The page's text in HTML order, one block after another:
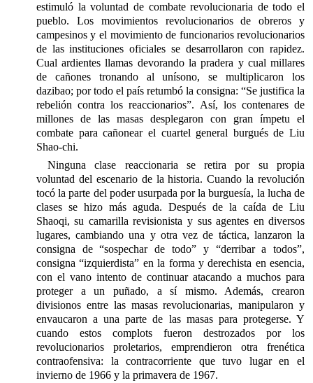
estimuló la voluntad de combate revolucionaria de todo el
pueblo. Los movimientos revolucionarios de obreros y
campesinos y el movimiento de funcionarios revolucionarios
de las instituciones oficiales se desarrollaron con rapidez.
Cual ardientes llamas devorando la pradera y cual millares
de cañones tronando al unísono, se multiplicaron los
dazibao; por todo el país retumbó la consigna: “Se justifica la
rebelión contra los reaccionarios”. Así, los contenares de
millones de las masas desplegaron con gran ímpetu el
combate para cañonear el cuartel general burgués de Liu
Shao-chi.
Ninguna clase reaccionaria se retira por su propia
voluntad del escenario de la historia. Cuando la revolución
tocó la parte del poder usurpada por la burguesía, la lucha de
clases se hizo más aguda. Después de la caída de Liu
Shaoqi, su camarilla revisionista y sus agentes en diversos
lugares, cambiando una y otra vez de táctica, lanzaron la
consigna de “sospechar de todo” y “derribar a todos”,
consigna “izquierdista” en la forma y derechista en esencia,
con el vano intento de continuar atacando a muchos para
proteger a un puñado, a sí mismo. Además, crearon
divisionos entre las masas revolucionarias, manipularon y
envaucaron a una parte de las masas para protegerse. Y
cuando estos complots fueron destrozados por los
revolucionarios proletarios, emprendieron otra frenética
contraofensiva: la contracorriente que tuvo lugar en el
invierno de 1966 y la primavera de 1967.